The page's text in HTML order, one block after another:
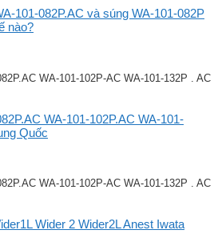
101-082P.AC và súng WA-101-082P
nào?
WA-101-102P-AC WA-101-132P . AC
WA-101-102P.AC WA-101-
Quốc
WA-101-102P-AC WA-101-132P . AC
Wider 2 Wider2L Anest Iwata